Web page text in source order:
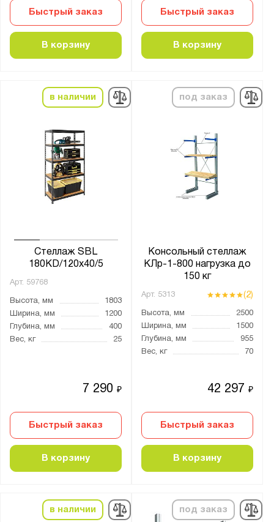
Быстрый заказ
В корзину
Быстрый заказ
В корзину
в наличии
Стеллаж SBL
180KD/120x40/5
Арт. 59768
Высота, мм
1803
Ширина, мм
1200
Глубина, мм
400
Вес, кг
25
7 290₽
Быстрый заказ
В корзину
под заказ
Консольный стеллаж
КЛр-1-800 нагрузка до
150 кг
Арт. 5313 (2)
Высота, мм
2500
Ширина, мм
1500
Глубина, мм
955
Вес, кг
70
42 297₽
Быстрый заказ
В корзину
в наличии под заказ
Цвет:
Агатовый серый (RAL 7038)
Антрацитово-серый (RAL 7016)
Светло-серый (RAL 7035)
Двухсторонний
Односторонний
грузовой
Толщина стойки, мм:
от
Полка:
Болтовое
Зацепы + фиксаторы
На зацепах
Ширина яруса, мм: